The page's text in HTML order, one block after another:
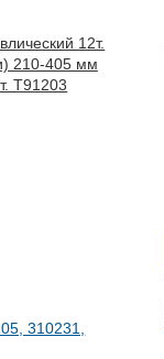
310231,